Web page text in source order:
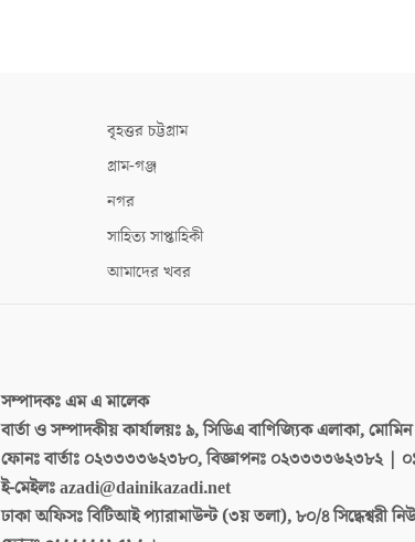
বৃহত্তর চট্টগ্রাম
গ্রাম-গঞ্জ
নগর
সাহিত্য সাপ্তাহিকী
আমাদের খবর
সম্পাদকঃএম এ মালেক
বার্তা ও সম্পাদকীয় কার্যালয়ঃ৯, সিডিএ বাণিজ্যিক এলাকা, মোমিন
ফোনঃ বার্তাঃ ০২৩৩৩৩৬২৩৮০, বিজ্ঞাপনঃ ০২৩৩৩৩৬২৩৮২ |
ই-মেইলঃazadi@dainikazadi.net
ঢাকা অফিসঃবিটিআই প্যারামাউন্ট (৩য় তলা), ৮০/৪ সিদ্ধেশ্বরী